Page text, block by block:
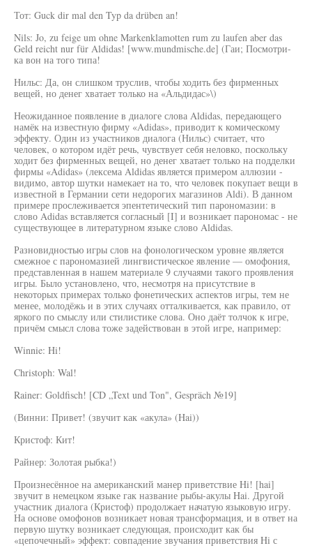
Тот: Guck dir mal den Typ da drüben an!
Nils: Jo, zu feige um ohne Markenklamotten rum zu laufen aber das
Geld reicht nur für Aldidas! [www.mundmische.de] (Гаи; Посмотри-
ка вон на того типа!
Нильс: Да, он слишком труслив, чтобы ходить без фирменных
вещей, но денег хватает только на «Альдидас»\)
Неожиданное появление в диалоге слова Aldidas, передающего
намёк на известную фирму «Adidas», приводит к комическому
эффекту. Один из участников диалога (Нильс) считает, что
человек, о котором идёт речь, чувствует себя неловко, поскольку
ходит без фирменных вещей, но денег хватает только на подделки
фирмы «Adidas» (лексема Aldidas является примером аллюзии -
видимо, автор шутки намекает на то, что человек покупает вещи в
известной в Германии сети недорогих магазинов Aldi). В данном
примере прослеживается эпентетический тип парономазии: в
слово Adidas вставляется согласный [I] и возникает парономас - не
существующее в литературном языке слово Aldidas.
Разновидностью игры слов на фонологическом уровне является
смежное с парономазией лингвистическое явление — омофония,
представленная в нашем материале 9 случаями такого проявления
игры. Было установлено, что, несмотря на присутствие в
некоторых примерах только фонетических аспектов игры, тем не
менее, молодёжь и в этих случаях отталкивается, как правило, от
яркого по смыслу или стилистике слова. Оно даёт толчок к игре,
причём смысл слова тоже задействован в этой игре, например:
Winnie: Hi!
Christoph: Wal!
Rainer: Goldfisch! [CD „Text und Ton", Gespräch №19]
(Винни: Привет! (звучит как «акула» (Hai))
Кристоф: Кит!
Райнер: Золотая рыбка!)
Произнесённое на американский манер приветствие Hi! [hai]
звучит в немецком языке гак название рыбы-акулы Hai. Другой
участник диалога (Кристоф) продолжает начатую языковую игру.
На основе омофонов возникает новая трансформация, и в ответ на
первую шутку возникает следующая, происходит как бы
«цепочечный» эффект: совпадение звучания приветствия Hi с